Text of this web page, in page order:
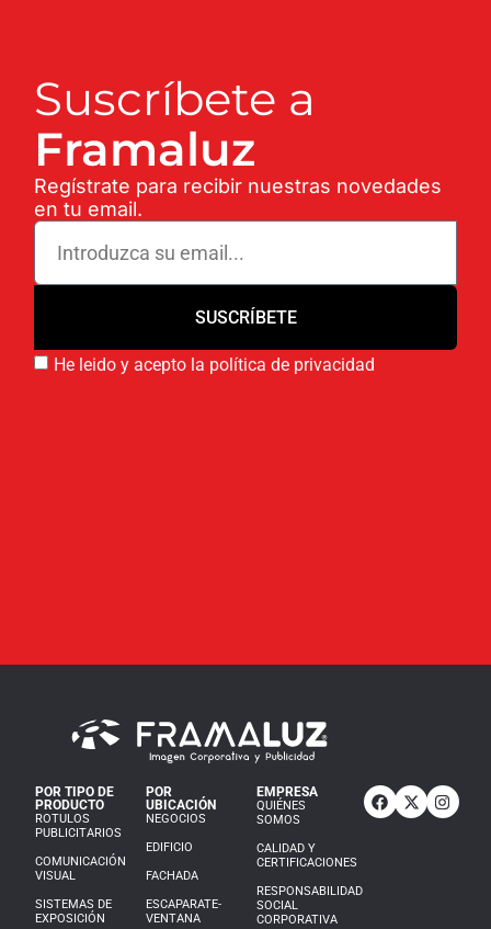
Suscríbete a
Framaluz
Regístrate para recibir nuestras novedades
en tu email.
He leido y acepto la política de privacidad
SUSCRÍBETE
POR TIPO DE
PRODUCTO
ROTULOS
PUBLICITARIOS
COMUNICACIÓN
VISUAL
SISTEMAS DE
EXPOSICIÓN
POR
UBICACIÓN
NEGOCIOS
EDIFICIO
FACHADA
ESCAPARATE-
VENTANA
EMPRESA
QUIÉNES
SOMOS
CALIDAD Y
CERTIFICACIONES
RESPONSABILIDAD
SOCIAL
CORPORATIVA